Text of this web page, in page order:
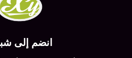
انضم إلى